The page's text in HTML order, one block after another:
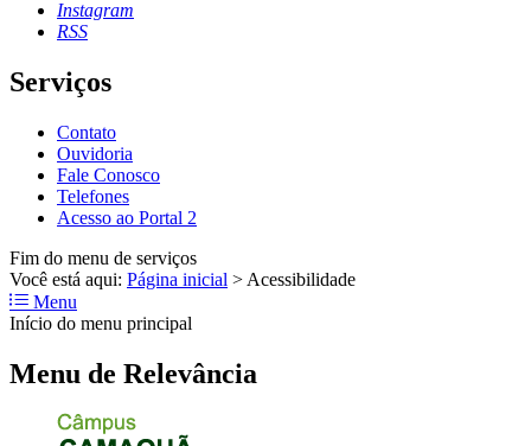
Instagram
RSS
Serviços
Contato
Ouvidoria
Fale Conosco
Telefones
Acesso ao Portal 2
Fim do menu de serviços
Você está aqui: Página inicial > Acessibilidade
Menu
Início do menu principal
Menu de Relevância